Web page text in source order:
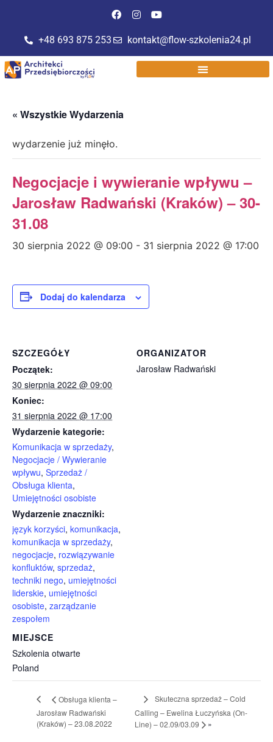
+48 693 875 253 kontakt@flow-szkolenia24.pl
« Wszystkie Wydarzenia
wydarzenie już minęło.
Negocjacje i wywieranie wpływu –
Jarosław Radwański (Kraków) – 30-
31.08
30 sierpnia 2022 @ 09:00 - 31 sierpnia 2022 @ 17:00
Dodaj do kalendarza
SZCZEGÓŁY
Początek:
30 sierpnia 2022 @ 09:00
Koniec:
31 sierpnia 2022 @ 17:00
Wydarzenie kategorie:
Komunikacja w sprzedaży,
Negocjacje / Wywieranie
wpływu, Sprzedaż /
Obsługa klienta,
Umiejętności osobiste
Wydarzenie znaczniki:
język korzyści, komunikacja,
komunikacja w sprzedaży,
negocjacje, rozwiązywanie
konfluktów, sprzedaż,
techniki nego, umiejętności
liderskie, umiejętności
osobiste, zarządzanie
zespołem
MIEJSCE
Szkolenia otwarte
Poland
ORGANIZATOR
Jarosław Radwański
Obsługa klienta –
Jarosław Radwański
(Kraków) – 23.08.2022
Skuteczna sprzedaż – Cold
Calling – Ewelina Łuczyńska (On-
Line) – 02.09/03.09
»